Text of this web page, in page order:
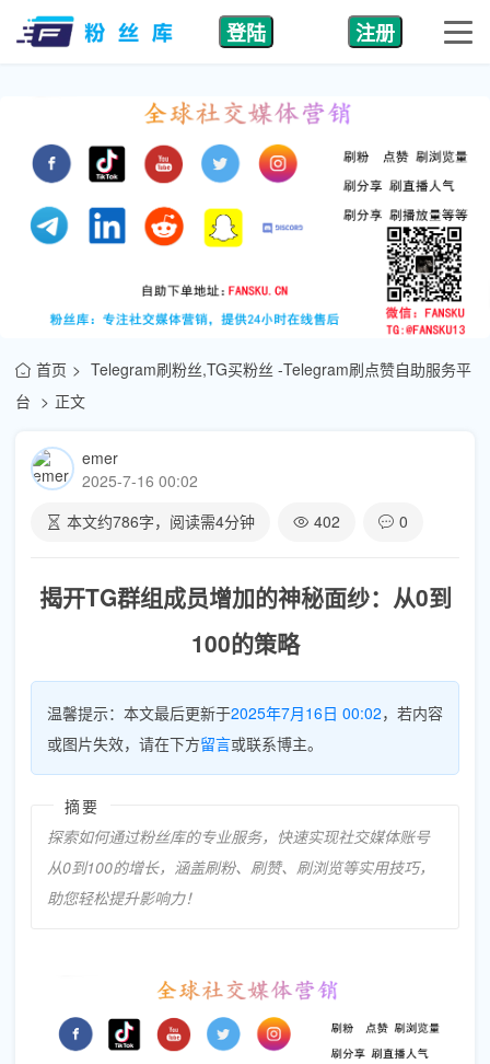
登陆 注册
首页
Telegram刷粉丝,TG买粉丝 -Telegram刷点赞自助服务平
台
正文
emer
2025-7-16 00:02
本文约786字，阅读需4分钟 402 0
揭开TG群组成员增加的神秘面纱：从0到
100的策略
温馨提示：本文最后更新于2025年7月16日 00:02，若内容
或图片失效，请在下方留言或联系博主。
摘要
探索如何通过粉丝库的专业服务，快速实现社交媒体账号
从0到100的增长，涵盖刷粉、刷赞、刷浏览等实用技巧，
助您轻松提升影响力！